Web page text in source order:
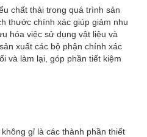
chất thải trong quá trình sản
thước chính xác giúp giảm nhu
hóa việc sử dụng vật liệu và
xuất các bộ phận chính xác
và làm lại, góp phần tiết kiệm
gỉ là các thành phần thiết